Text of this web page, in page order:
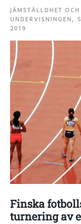
JÄMSTÄLLDHET
UNDERVISNINGEN ,
2019
Finska
turnering av